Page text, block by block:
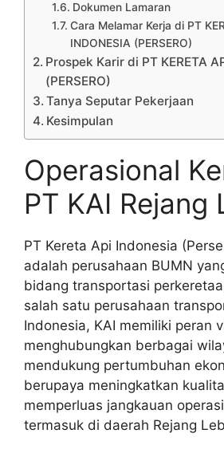
Dokumen Lamaran
Cara Melamar Kerja di PT
INDONESIA (PERSERO)
Prospek Karir di PT KERETA
(PERSERO)
Tanya Seputar Pekerjaan
Kesimpulan
Operasional
PT KAI Rejang
PT Kereta Api Indonesia
adalah perusahaan BUMN
bidang transportasi
salah satu perusahaan
Indonesia, KAI memiliki peran
menghubungkan berbagai
mendukung pertumbuhan
berupaya meningkatkan
memperluas jangkauan
termasuk di daerah Rejang